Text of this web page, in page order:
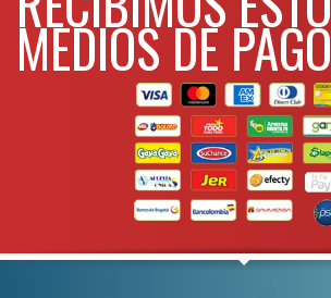
Ideal
pesado
MEDIOS DE PAGO